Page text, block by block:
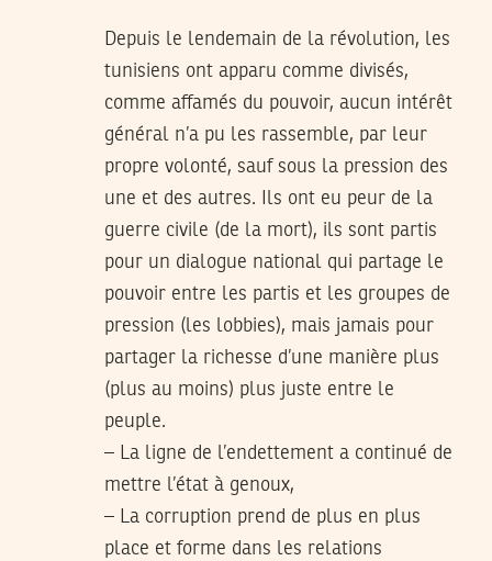
Depuis le lendemain de la révolution, les
tunisiens ont apparu comme divisés,
comme affamés du pouvoir, aucun intérêt
général n’a pu les rassemble, par leur
propre volonté, sauf sous la pression des
une et des autres. Ils ont eu peur de la
guerre civile (de la mort), ils sont partis
pour un dialogue national qui partage le
pouvoir entre les partis et les groupes de
pression (les lobbies), mais jamais pour
partager la richesse d’une manière plus
(plus au moins) plus juste entre le
peuple.
– La ligne de l’endettement a continué de
mettre l’état à genoux,
– La corruption prend de plus en plus
place et forme dans les relations